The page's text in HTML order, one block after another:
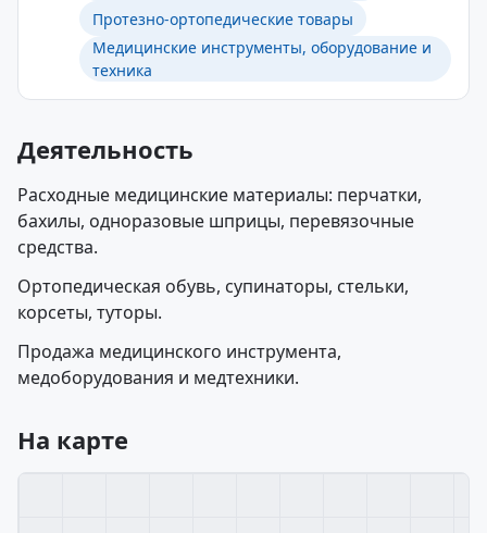
Протезно-ортопедические товары
Медицинские инструменты, оборудование и
техника
Деятельность
Расходные медицинские материалы: перчатки,
бахилы, одноразовые шприцы, перевязочные
средства.
Ортопедическая обувь, супинаторы, стельки,
корсеты, туторы.
Продажа медицинского инструмента,
медоборудования и медтехники.
На карте